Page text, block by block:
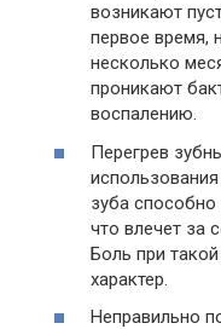
возникают
первое время,
несколько
проникают
воспалению.
Перегрев
зуба способно
что влечет за
Боль при
характер.
Неправильно